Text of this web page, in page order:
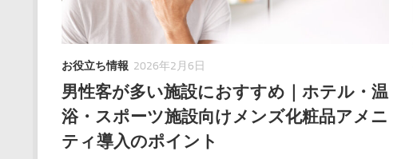
お役立ち情報 2026年2月6日
男性客が多い施設におすすめ｜ホテル・温
浴・スポーツ施設向けメンズ化粧品アメニ
ティ導入のポイント